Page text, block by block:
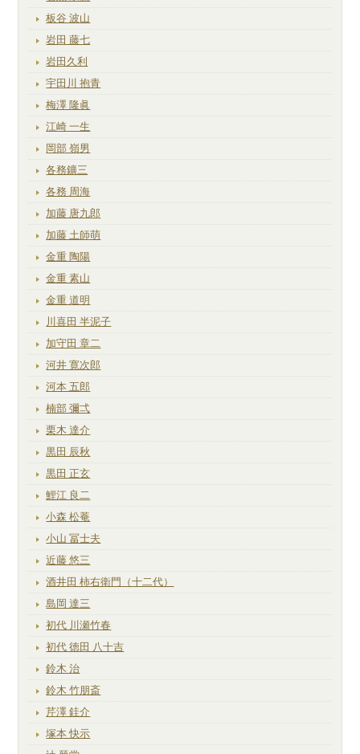
板谷 波山
岩田 藤七
岩田久利
宇田川 抱青
梅澤 隆眞
江崎 一生
岡部 嶺男
各務鑛三
各務 周海
加藤 唐九郎
加藤 土師萌
金重 陶陽
金重 素山
金重 道明
川喜田 半泥子
加守田 章二
河井 寛次郎
河本 五郎
楠部 彌弌
栗木 達介
黒田 辰秋
黒田 正玄
鯉江 良二
小森 松菴
小山 冨士夫
近藤 悠三
酒井田 柿右衛門（十二代）
島岡 達三
初代 川瀬竹春
初代 徳田 八十吉
鈴木 治
鈴木 竹朋斎
芹澤 銈介
塚本 快示